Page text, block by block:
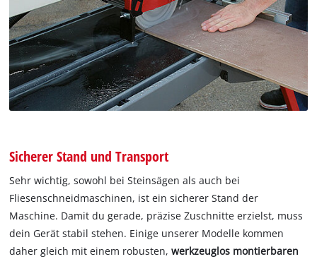
Sicherer Stand und Transport
Sehr wichtig, sowohl bei Steinsägen als auch bei
Fliesenschneidmaschinen, ist ein sicherer Stand der
Maschine. Damit du gerade, präzise Zuschnitte erzielst, muss
dein Gerät stabil stehen. Einige unserer Modelle kommen
daher gleich mit einem robusten,werkzeuglos montierbaren